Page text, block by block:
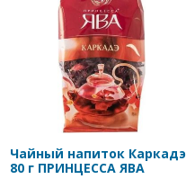
Чайный напиток Каркадэ
80 г ПРИНЦЕССА ЯВА